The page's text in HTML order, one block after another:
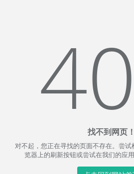
找不到网页！
对不起，您正在寻找的页面不存在。尝试
览器上的刷新按钮或尝试在我们的应